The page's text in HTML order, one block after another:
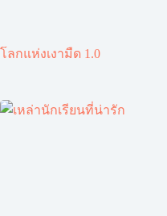
โลกแห่งเงามืด 1.0